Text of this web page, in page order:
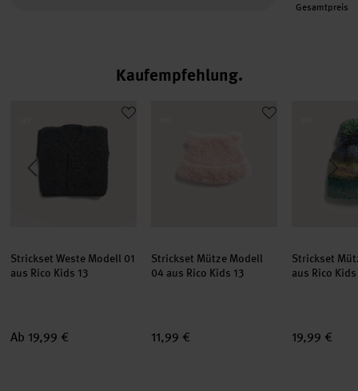
Gesamtpreis
Kaufempfehlung
Modell 22 & 23 aus Rico Kids 13
Strickset Weste Modell 01 aus Rico Kids 13
Strickset Weste Modell 01
aus Rico Kids 13
Ab 19,99 €
Strickset Mütze Modell 04 aus Rico
Strickset Mütze Modell
04 aus Rico Kids 13
11,99 €
Strickset
aus Rico Kids
19,99 €